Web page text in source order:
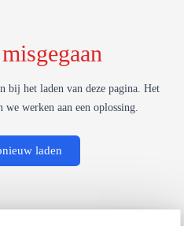
bij het laden van deze pagina. Het
we werken aan een oplossing.
laden